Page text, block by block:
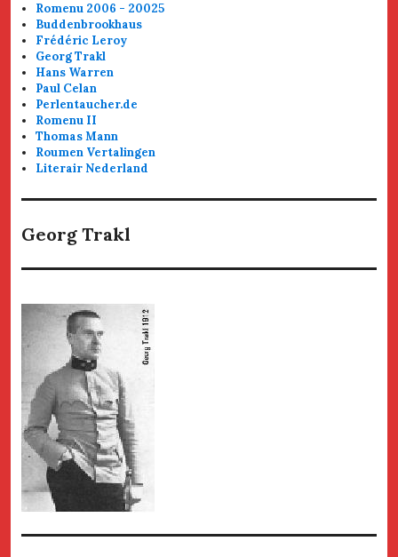
Romenu 2006 - 20025
Buddenbrookhaus
Frédéric Leroy
Georg Trakl
Hans Warren
Paul Celan
Perlentaucher.de
Romenu II
Thomas Mann
Roumen Vertalingen
Literair Nederland
Georg Trakl